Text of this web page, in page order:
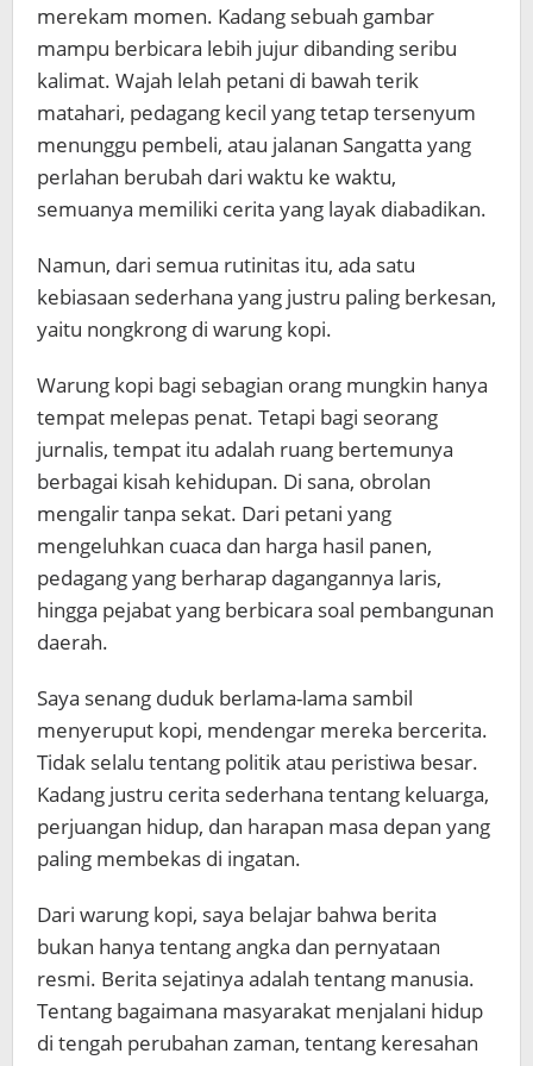
merekam momen. Kadang sebuah gambar
mampu berbicara lebih jujur dibanding seribu
kalimat. Wajah lelah petani di bawah terik
matahari, pedagang kecil yang tetap tersenyum
menunggu pembeli, atau jalanan Sangatta yang
perlahan berubah dari waktu ke waktu,
semuanya memiliki cerita yang layak diabadikan.
Namun, dari semua rutinitas itu, ada satu
kebiasaan sederhana yang justru paling berkesan,
yaitu nongkrong di warung kopi.
Warung kopi bagi sebagian orang mungkin hanya
tempat melepas penat. Tetapi bagi seorang
jurnalis, tempat itu adalah ruang bertemunya
berbagai kisah kehidupan. Di sana, obrolan
mengalir tanpa sekat. Dari petani yang
mengeluhkan cuaca dan harga hasil panen,
pedagang yang berharap dagangannya laris,
hingga pejabat yang berbicara soal pembangunan
daerah.
Saya senang duduk berlama-lama sambil
menyeruput kopi, mendengar mereka bercerita.
Tidak selalu tentang politik atau peristiwa besar.
Kadang justru cerita sederhana tentang keluarga,
perjuangan hidup, dan harapan masa depan yang
paling membekas di ingatan.
Dari warung kopi, saya belajar bahwa berita
bukan hanya tentang angka dan pernyataan
resmi. Berita sejatinya adalah tentang manusia.
Tentang bagaimana masyarakat menjalani hidup
di tengah perubahan zaman, tentang keresahan